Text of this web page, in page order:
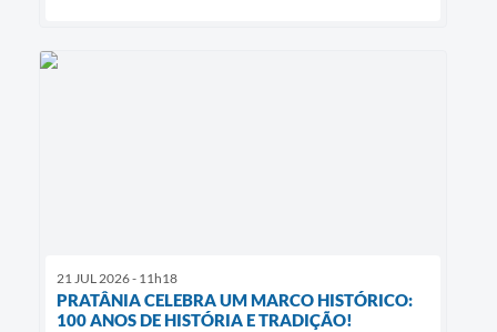
21 JUL 2026 - 11h18
PRATÂNIA CELEBRA UM MARCO HISTÓRICO:
100 ANOS DE HISTÓRIA E TRADIÇÃO!